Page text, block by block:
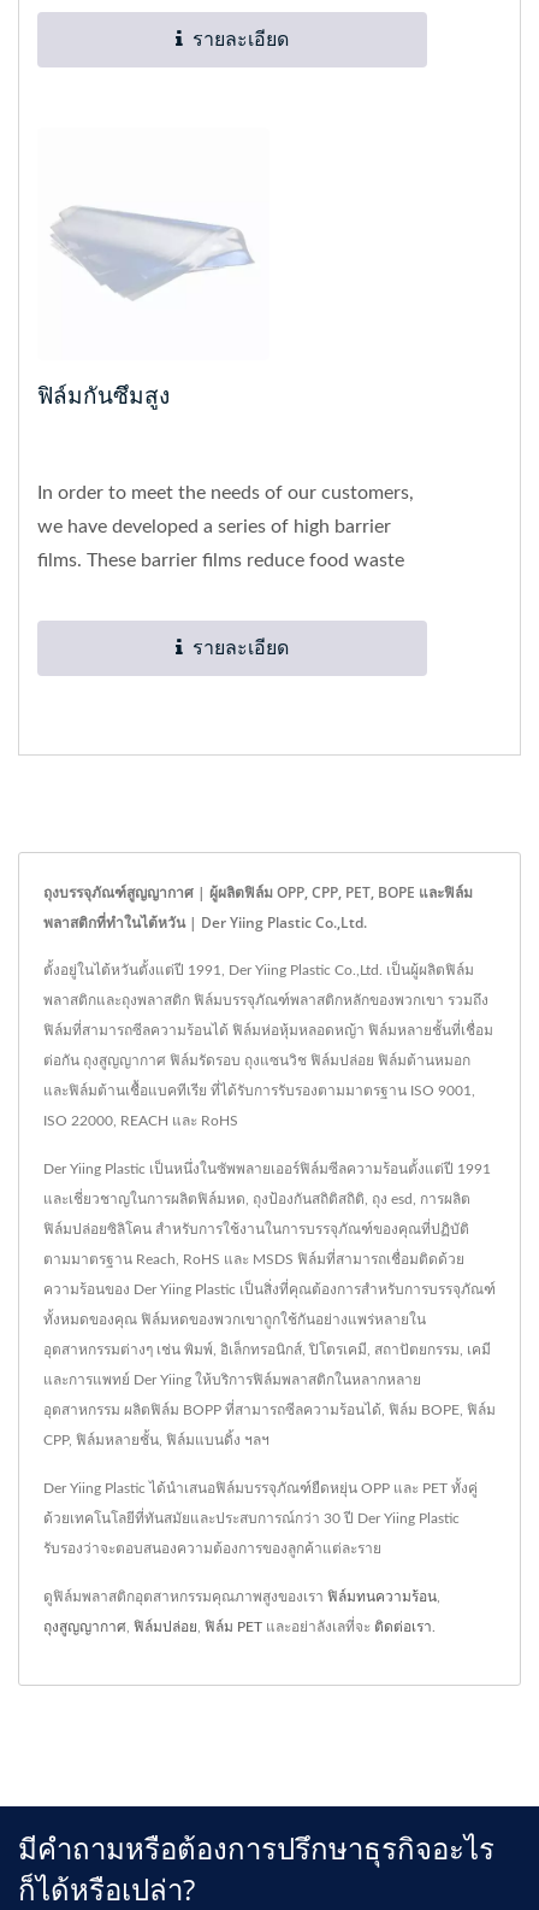
รายละเอียด
ฟิล์มกันซึมสูง
In order to meet the needs of our customers,
we have developed a series of high barrier
films. These barrier films reduce food waste
รายละเอียด
ถุงบรรจุภัณฑ์สูญญากาศ | ผู้ผลิตฟิล์ม OPP, CPP, PET, BOPE และฟิล์ม
พลาสติกที่ทำในไต้หวัน | Der Yiing Plastic Co.,Ltd.
ตั้งอยู่ในไต้หวันตั้งแต่ปี 1991, Der Yiing Plastic Co.,Ltd. เป็นผู้ผลิตฟิล์ม
พลาสติกและถุงพลาสติก ฟิล์มบรรจุภัณฑ์พลาสติกหลักของพวกเขา รวมถึง
ฟิล์มที่สามารถซีลความร้อนได้ ฟิล์มห่อหุ้มหลอดหญ้า ฟิล์มหลายชั้นที่เชื่อม
ต่อกัน ถุงสูญญากาศ ฟิล์มรัดรอบ ถุงแซนวิช ฟิล์มปล่อย ฟิล์มต้านหมอก
และฟิล์มต้านเชื้อแบคทีเรีย ที่ได้รับการรับรองตามมาตรฐาน ISO 9001,
ISO 22000, REACH และ RoHS
Der Yiing Plastic เป็นหนึ่งในซัพพลายเออร์ฟิล์มซีลความร้อนตั้งแต่ปี 1991
และเชี่ยวชาญในการผลิตฟิล์มหด, ถุงป้องกันสถิติสถิติ, ถุง esd, การผลิต
ฟิล์มปล่อยซิลิโคน สำหรับการใช้งานในการบรรจุภัณฑ์ของคุณที่ปฏิบัติ
ตามมาตรฐาน Reach, RoHS และ MSDS ฟิล์มที่สามารถเชื่อมติดด้วย
ความร้อนของ Der Yiing Plastic เป็นสิ่งที่คุณต้องการสำหรับการบรรจุภัณฑ์
ทั้งหมดของคุณ ฟิล์มหดของพวกเขาถูกใช้กันอย่างแพร่หลายใน
อุตสาหกรรมต่างๆ เช่น พิมพ์, อิเล็กทรอนิกส์, ปิโตรเคมี, สถาปัตยกรรม, เคมี
และการแพทย์ Der Yiing ให้บริการฟิล์มพลาสติกในหลากหลาย
อุตสาหกรรม ผลิตฟิล์ม BOPP ที่สามารถซีลความร้อนได้, ฟิล์ม BOPE, ฟิล์ม
CPP, ฟิล์มหลายชั้น, ฟิล์มแบนดิ้ง ฯลฯ
Der Yiing Plastic ได้นำเสนอฟิล์มบรรจุภัณฑ์ยืดหยุ่น OPP และ PET ทั้งคู่
ด้วยเทคโนโลยีที่ทันสมัยและประสบการณ์กว่า 30 ปี Der Yiing Plastic
รับรองว่าจะตอบสนองความต้องการของลูกค้าแต่ละราย
ดูฟิล์มพลาสติกอุตสาหกรรมคุณภาพสูงของเรา ฟิล์มทนความร้อน
ถุงสูญญากาศ ฟิล์มปล่อย ฟิล์ม PET และอย่าลังเลที่จะ ติดต่อเรา
มีคำถามหรือต้องการปรึกษาธุรกิจอะไร
ก็ได้หรือเปล่า?